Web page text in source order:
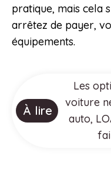
pratique, mais cela
arrêtez de payer,
équipements.
À lire
Les
voiture
auto,